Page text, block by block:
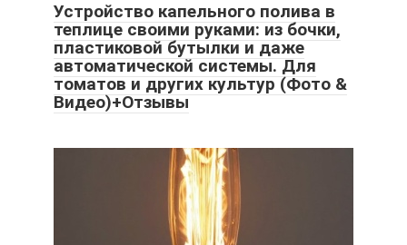
Устройство капельного полива в
теплице своими руками: из бочки,
пластиковой бутылки и даже
автоматической системы. Для
томатов и других культур (Фото &
Видео)+Отзывы